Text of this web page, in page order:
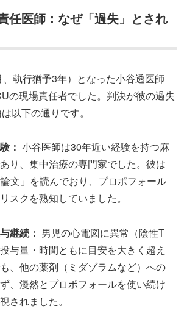
任医師：なぜ「過失」とされ
執行猶予3年）となった小谷透医師
の現場責任者でした。判決が彼の過失
以下の通りです。
： 小谷医師は30年近い経験を持つ麻
り、集中治療の専門家でした。彼は
文」を読んでおり、プロポフォール
スクを熟知していました。
継続： 男児の心電図に異常（陰性T
与量・時間ともに目安を大きく超え
、他の薬剤（ミダゾラムなど）への
、漫然とプロポフォールを使い続け
されました。